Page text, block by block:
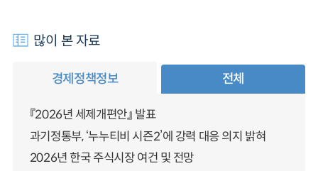
많이 본 자료
경제정책정보 전체
『2026년 세제개편안』 발표
과기정통부, ‘누누티비 시즌2’에 강력 대응 의지 밝혀
2026년 한국 주식시장 여건 및 전망